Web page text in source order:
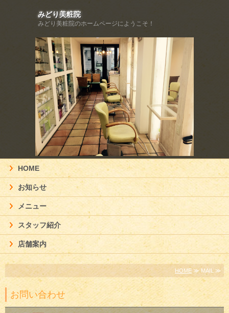
みどり美粧院
みどり美粧院のホームページにようこそ！
HOME
お知らせ
メニュー
スタッフ紹介
店舗案内
HOME≫ MAIL ≫
お問い合わせ